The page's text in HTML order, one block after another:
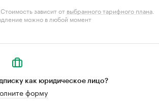
зависит от выбранного тарифного плана.
можно в любой момент
как юридическое лицо?
форму